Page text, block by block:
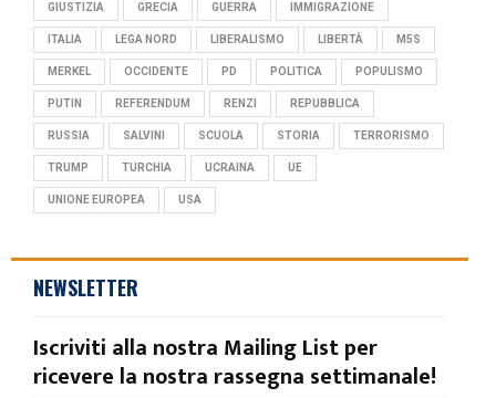
GIUSTIZIA GRECIA GUERRA IMMIGRAZIONE
ITALIA LEGA NORD LIBERALISMO LIBERTÀ M5S
MERKEL OCCIDENTE PD POLITICA POPULISMO
PUTIN REFERENDUM RENZI REPUBBLICA
RUSSIA SALVINI SCUOLA STORIA TERRORISMO
TRUMP TURCHIA UCRAINA UE
UNIONE EUROPEA USA
NEWSLETTER
Iscriviti alla nostra Mailing List per
ricevere la nostra rassegna settimanale!